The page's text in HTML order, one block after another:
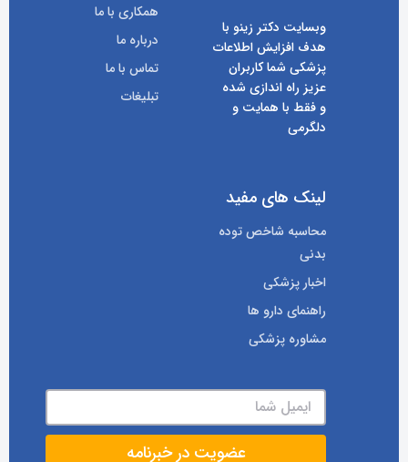
وبسایت دکتر زینو با
هدف افزایش اطلاعات
پزشکی شما کاربران
عزیز راه اندازی شده
و فقط با همایت و
دلگرمی
همکاری با ما
درباره ما
تماس با ما
تبلیغات
لینک های مفید
محاسبه شاخص توده
بدنی
اخبار پزشکی
راهنمای دارو ها
مشاوره پزشکی